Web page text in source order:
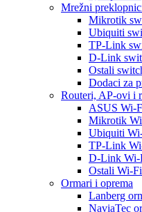
Mrežni
Mikrotik
Ubiquiti
TP-Link
D-Link
Ostali
Dodaci za
Routeri, AP-ovi i
ASUS Wi-
Mikrotik
Ubiquiti
TP-Link
D-Link Wi-
Ostali Wi-
Ormari i oprema
Lanberg
NaviaTec